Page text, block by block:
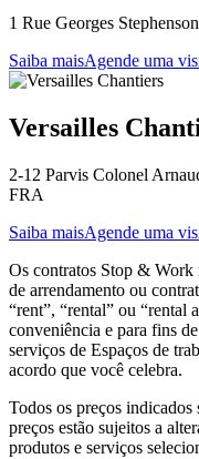
1 Rue Georges
Saiba maisAgende uma
Versailles
2-12 Parvis Colonel
FRA
Saiba maisAgende uma
Os contratos Stop & Work
de arrendamento ou
“rent”, “rental” ou “rental
conveniência e para fins
serviços de Espaços de
acordo que você celebra.
Todos os preços
preços estão sujeitos a
produtos e serviços